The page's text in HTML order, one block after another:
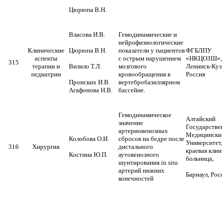
Цюрюпа В.Н.
315
Клинические
аспекты
терапии и
педиатрии
Власова И.В.
Цюрюпа В.Н.
Визило Т.Л.
Пронских И.В.
Агафонова Н.В.
Гемодинамические и
нейрофизиологические
показатели у пациентов
с острым нарушением
мозгового
кровообращения в
вертебробазиллярном
бассейне.
ФГБЛПУ
Ленинск-
Россия
316 Хирургия
Колобова О.И.
Костина Ю.П.
Гемодинамическое
значение
артериовенозных
сбросов на бедре после
дистального
аутовенозного
шунтирования in situ
артерий нижних
конечностей
Алтайский
Университет,
краевая
больница,
Барнаул,